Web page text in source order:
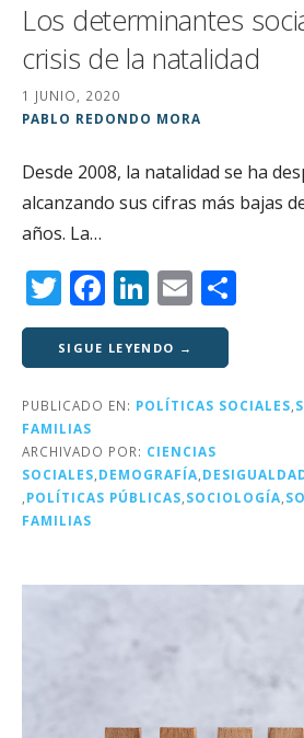
Los determinantes
crisis de la natalidad
1 JUNIO, 2020
PABLO REDONDO MORA
Desde 2008, la natalidad se ha
alcanzando sus cifras más bajas
años. La…
T
w
it
te
r
F
a
c
e
o
o
Li
n
k
e
n
E
m
ai
l p
rt
ir
SIGUE LEYENDO →
PUBLICADO EN: POLÍTICAS SOCIALES,
FAMILIAS
ARCHIVADO POR: CIENCIAS
SOCIALES,DEMOGRAFÍA,
,POLÍTICAS PÚBLICAS,SOCIOLOGÍA,
FAMILIAS